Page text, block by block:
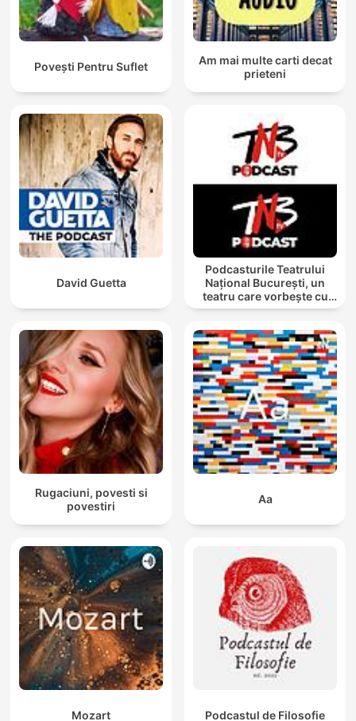
Povești Pentru Suflet
Am mai multe carti decat
prieteni
David Guetta
Podcasturile Teatrului
Național București, un
teatru care vorbește cu
tine
Rugaciuni, povesti si
povestiri
Aa
Mozart Podcastul de Filosofie